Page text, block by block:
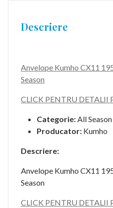
Descriere
Anvelope Kumho CX11
Season
CLICK PENTRU DETALII
Categorie:All Season
Producator: Kumho
Descriere:
Anvelope Kumho CX11
Season
CLICK PENTRU DETALII